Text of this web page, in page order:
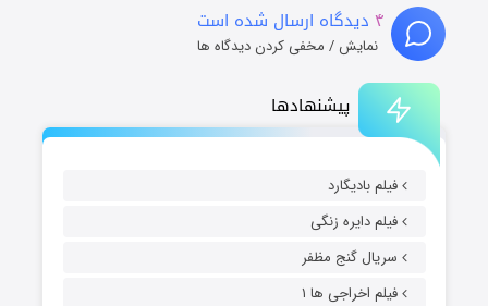
پیشنهادها
فیلم بادیگارد
فیلم دایره زنگی
سریال گنج مظفر
فیلم اخراجی ها ۱
۴ دیدگاه ارسال شده است
نمایش / مخفی کردن دیدگاه ها